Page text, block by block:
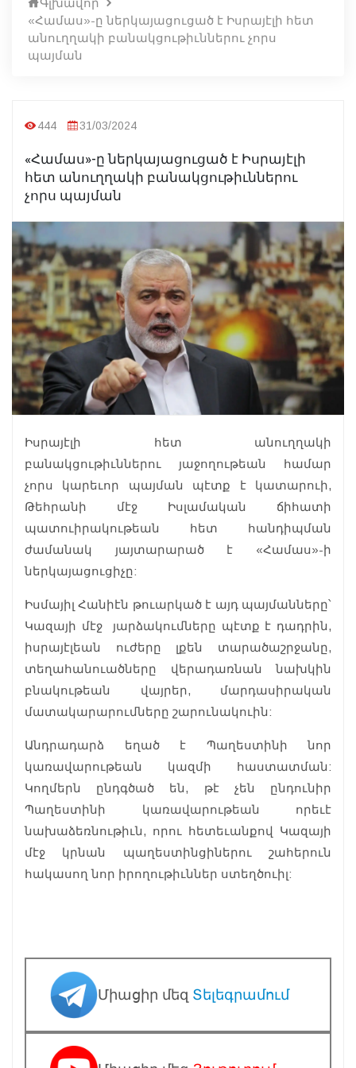
«Համաս»-ը ներկայացուցած է Իսրայէլի հետ
անուղղակի բանակցութիւններու չորս
պայման
444 31/03/2024
«Համաս»-ը ներկայացուցած է Իսրայէլի
հետ անուղղակի բանակցութիւններու
չորս պայման
Իսրայէլի հետ անուղղակի
բանակցութիւններու յաջողութեան համար
չորս կարեւոր պայման պէտք է կատարուի,
Թեհրանի մէջ Իսլամական ճիհատի
պատուիրակութեան հետ հանդիպման
ժամանակ յայտարարած է «Համաս»-ի
ներկայացուցիչը:
Իսմայիլ Հանիէն թուարկած է այդ պայմանները՝
Կազայի մէջ յարձակումները պէտք է դադրին,
իսրայէլեան ուժերը լքեն տարածաշրջանը,
տեղահանուածները վերադառնան նախկին
բնակութեան վայրեր, մարդասիրական
մատակարարումները շարունակուին:
Անդրադարձ եղած է Պաղեստինի նոր
կառավարութեան կազմի հաստատման:
Կողմերն ընդգծած են, թէ չեն ընդունիր
Պաղեստինի կառավարութեան որեւէ
նախաձեռնութիւն, որու հետեւանքով Կազայի
մէջ կրնան պաղեստինցիներու շահերուն
հակասող նոր իրողութիւններ ստեղծուիլ:
Միացիր մեզ Տելեգրամում